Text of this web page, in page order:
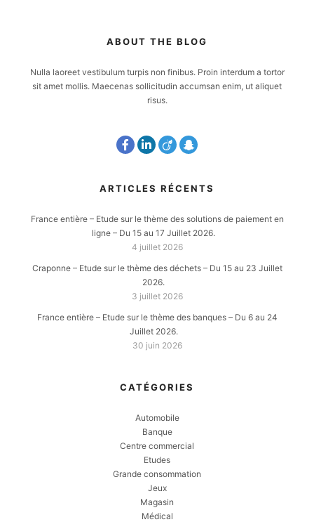
ABOUT THE BLOG
Nulla laoreet vestibulum turpis non finibus. Proin interdum a tortor
sit amet mollis. Maecenas sollicitudin accumsan enim, ut aliquet
risus.
ARTICLES RÉCENTS
France entière – Etude sur le thème des solutions de paiement en
ligne – Du 15 au 17 Juillet 2026.
4 juillet 2026
Craponne – Etude sur le thème des déchets – Du 15 au 23 Juillet
2026.
3 juillet 2026
France entière – Etude sur le thème des banques – Du 6 au 24
Juillet 2026.
30 juin 2026
CATÉGORIES
Automobile
Banque
Centre commercial
Etudes
Grande consommation
Jeux
Magasin
Médical